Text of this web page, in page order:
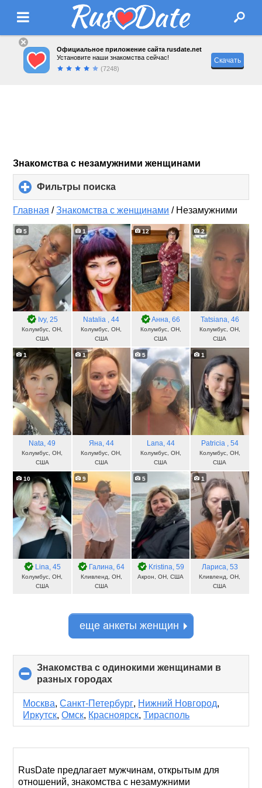
Официальное приложение сайта rusdate.net
Установите наши знакомства сейчас!
(7248)
Скачать
Знакомства с незамужними женщинами
Фильтры поиска
to
expand
contents
Главная /Знакомства с женщинами / Незамужними
5
Ivy, 25
Колумбус, OH,
США
1
Natalia , 44
Колумбус, OH,
США
12
Aнна, 66
Колумбус, OH,
США
2
Tatsiana, 46
Колумбус, OH,
США
1
Nata, 49
Колумбус, OH,
США
1
Яна, 44
Колумбус, OH,
США
5
Lana, 44
Колумбус, OH,
США
1
Patricia , 54
Колумбус, OH,
США
10
Lina, 45
Колумбус, OH,
США
9
Галина, 64
Кливленд, OH,
США
5
Kristina, 59
Акрон, OH, США
1
Лариса, 53
Кливленд, OH,
США
еще анкеты женщин
Знакомства с одинокими женщинами в
разных городах
to
collapse
contents
Москва,Санкт-Петербург, Нижний Новгород,
Иркутск,Омск, Красноярск,Тирасполь
RusDate предлагает мужчинам, открытым для
отношений, знакомства с незамужними